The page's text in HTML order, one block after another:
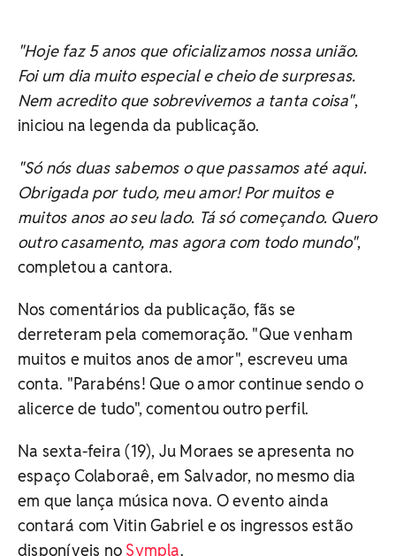
"Hoje faz 5 anos que oficializamos nossa união.
Foi um dia muito especial e cheio de surpresas.
Nem acredito que sobrevivemos a tanta coisa",
iniciou na legenda da publicação.
"Só nós duas sabemos o que passamos até aqui.
Obrigada por tudo, meu amor! Por muitos e
muitos anos ao seu lado. Tá só começando. Quero
outro casamento, mas agora com todo mundo",
completou a cantora.
Nos comentários da publicação, fãs se
derreteram pela comemoração. "Que venham
muitos e muitos anos de amor", escreveu uma
conta. "Parabéns! Que o amor continue sendo o
alicerce de tudo", comentou outro perfil.
Na sexta-feira (19), Ju Moraes se apresenta no
espaço Colaboraê, em Salvador, no mesmo dia
em que lança música nova. O evento ainda
contará com Vitin Gabriel e os ingressos estão
disponíveis no Sympla.